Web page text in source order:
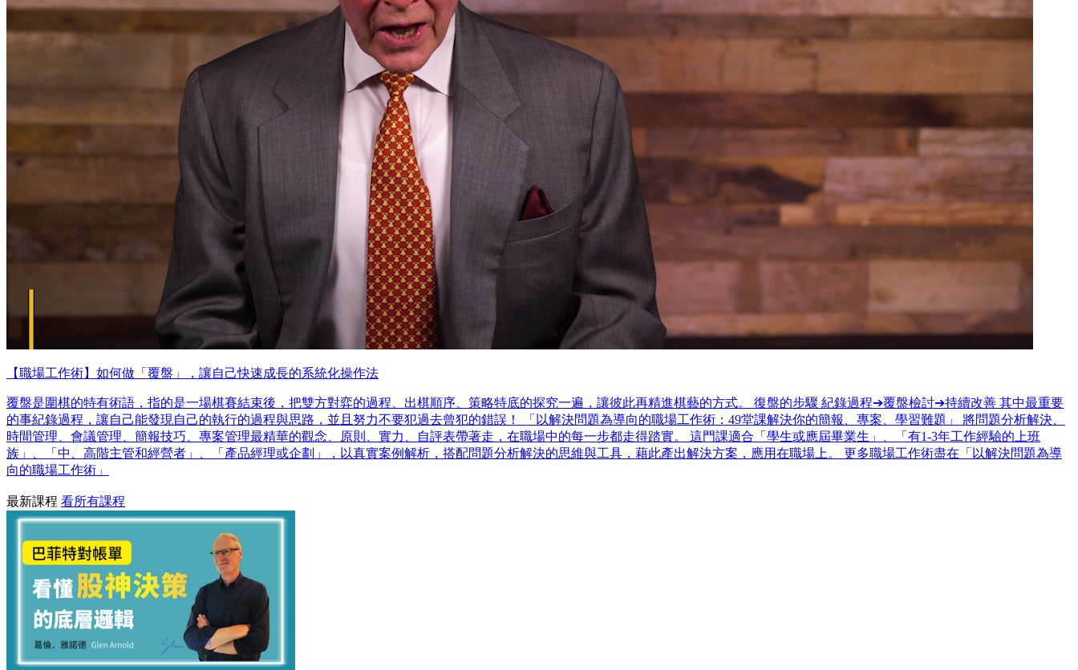
【職場工作術】如何做「覆盤」，讓自己快速成長的系統化操作法
覆盤是圍棋的特有術語，指的是一場棋賽結束後，把雙方對弈的過程、出棋順序、策略特底的探究一遍，讓彼此再精進棋藝的方式。 復盤的步驟 紀錄過程➔覆盤檢討➔持續改善 其中最重要
的事紀錄過程，讓自己能發現自己的執行的過程與思路，並且努力不要犯過去曾犯的錯誤！ 「以解決問題為導向的職場工作術：49堂課解決你的簡報、專案、學習難題」 將問題分析解決、
時間管理、會議管理、簡報技巧、專案管理最精華的觀念、原則、實力、自評表帶著走，在職場中的每一步都走得踏實。 這門課適合「學生或應屆畢業生」、「有1-3年工作經驗的上班
族」、「中、高階主管和經營者」、「產品經理或企劃」，以真實案例解析，搭配問題分析解決的思維與工具，藉此產出解決方案，應用在職場上。 更多職場工作術盡在「以解決問題為導
向的職場工作術」
最新課程 看所有課程